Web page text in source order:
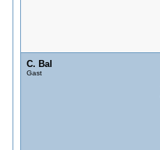
C. Bal
Gast